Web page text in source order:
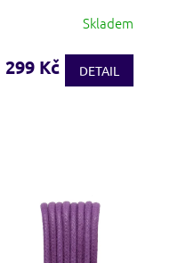
produktu
je
Skladem
299 Kč DETAIL